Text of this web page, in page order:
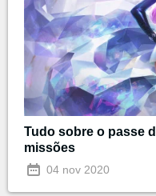
Tudo sobre o passe
missões
04 nov 2020